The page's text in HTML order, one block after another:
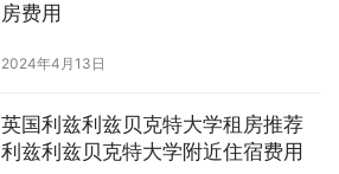
房费用
2024年4月13日
英国利兹利兹贝克特大学租房推荐
利兹利兹贝克特大学附近住宿费用